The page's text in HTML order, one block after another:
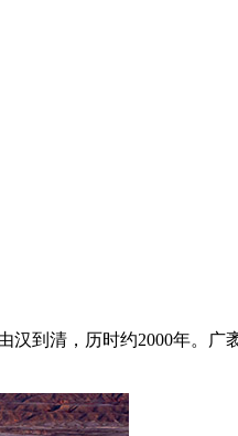
到清，历时约2000年。广